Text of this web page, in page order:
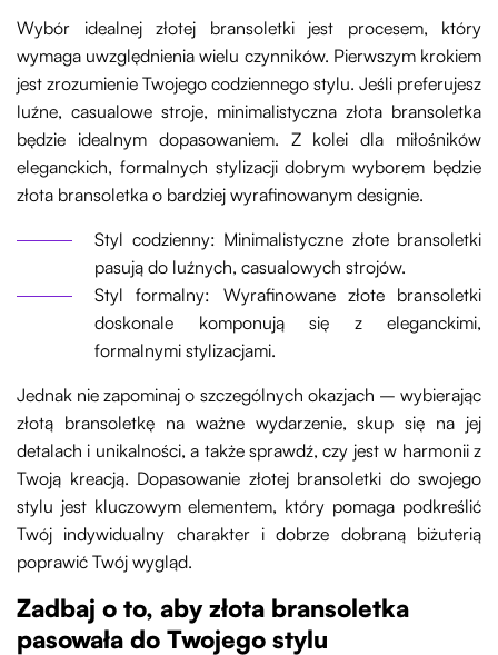
Wybór idealnej złotej bransoletki jest procesem, który
wymaga uwzględnienia wielu czynników. Pierwszym krokiem
jest zrozumienie Twojego codziennego stylu. Jeśli preferujesz
luźne, casualowe stroje, minimalistyczna złota bransoletka
będzie idealnym dopasowaniem. Z kolei dla miłośników
eleganckich, formalnych stylizacji dobrym wyborem będzie
złota bransoletka o bardziej wyrafinowanym designie.
Styl codzienny: Minimalistyczne złote bransoletki
pasują do luźnych, casualowych strojów.
Styl formalny: Wyrafinowane złote bransoletki
doskonale komponują się z eleganckimi,
formalnymi stylizacjami.
Jednak nie zapominaj o szczególnych okazjach – wybierając
złotą bransoletkę na ważne wydarzenie, skup się na jej
detalach i unikalności, a także sprawdź, czy jest w harmonii z
Twoją kreacją. Dopasowanie złotej bransoletki do swojego
stylu jest kluczowym elementem, który pomaga podkreślić
Twój indywidualny charakter i dobrze dobraną biżuterią
poprawić Twój wygląd.
Zadbaj o to, aby złota bransoletka
pasowała do Twojego stylu